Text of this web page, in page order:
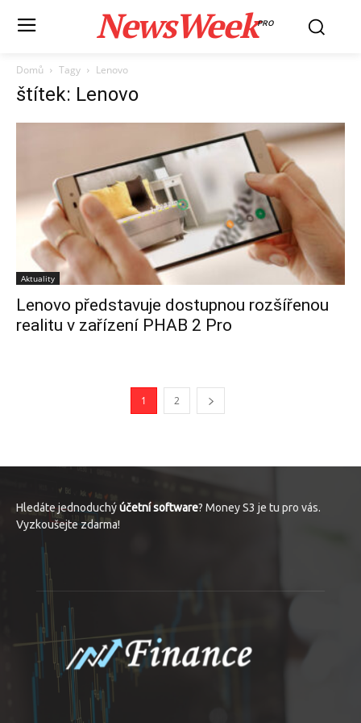
NewsWeekPRO
Domů Tagy Lenovo
štítek: Lenovo
Aktuality
Lenovo představuje dostupnou rozšířenou
realitu v zařízení PHAB 2 Pro
1 2
Hledáte jednoduchýúčetní software? Money S3 je tu pro vás.
Vyzkoušejte zdarma!